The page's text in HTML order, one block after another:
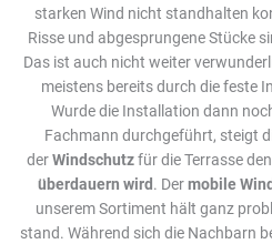
starken Wind nicht standhalten
Risse und abgesprungene Stücke
Das ist auch nicht weiter
meistens bereits durch die feste
Wurde die Installation dann
Fachmann durchgeführt, steigt
derWindschutzfür die Terrasse
überdauern wird . Dermobile
unserem Sortiment hält ganz
stand. Während sich die Nachbarn